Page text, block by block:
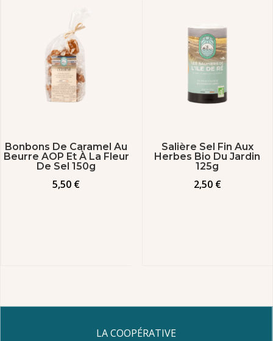
Bonbons De Caramel Au
Beurre AOP Et À La Fleur
De Sel 150g
5,50 €
Salière Sel Fin Aux
Herbes Bio Du Jardin
125g
2,50 €
LA COOPÉRATIVE